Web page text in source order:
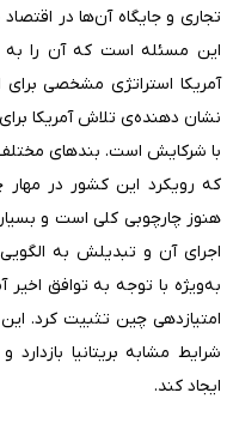
تجاری و جایگاه آن‌ها در
این مسئله است که آن را
آمریکا استراتژی مشخصی برای
نشان دهنده‌ی تلاش آمریکا
با شرکایش است. بندهای
که رویکرد این کشور در مهار
هنوز چارچوبی کلی است و
اجرای آن و تبدیلش به الگویی
امتیازدهی چین تثبیت کرد.
شرایط مشابه بریتانیا
ایجاد کند.